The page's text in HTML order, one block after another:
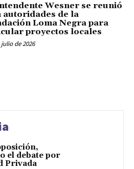
Wesner se reunió
autoridades de la
Loma Negra para
proyectos locales
julio de 2026
el debate por
Privada